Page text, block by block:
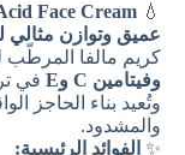
💧
عميق وتوازن مثالي
كريم مالفا المرطّب
وفيتامين C وE
في
وتُعيد بناء الحاجز
والمشدود.
✨ الفوائد الرئيسية: